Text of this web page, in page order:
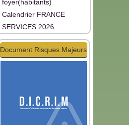
foyer(habitants)
Calendrier FRANCE
SERVICES 2026
Document Risques Majeurs